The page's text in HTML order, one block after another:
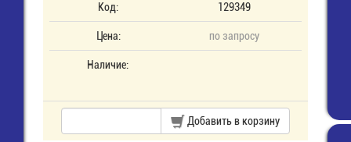
Код: 129349
Цена: по запросу
Наличие:
Добавить в корзину